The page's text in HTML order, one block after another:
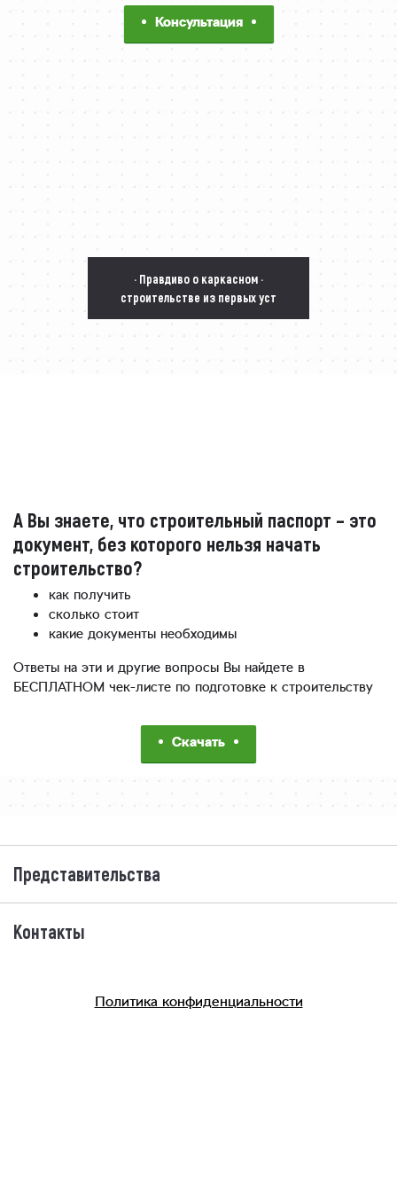
Консультация
· Правдиво о каркасном ·
строительстве из первых уст
А Вы знаете, что строительный паспорт – это
документ, без которого нельзя начать
строительство?
как получить
сколько стоит
какие документы необходимы
Ответы на эти и другие вопросы Вы найдете в
БЕСПЛАТНОМ чек-листе по подготовке к строительству
Скачать
Представительства
Контакты
Политика конфиденциальности